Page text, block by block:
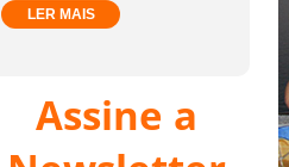
LER MAIS
Assine a